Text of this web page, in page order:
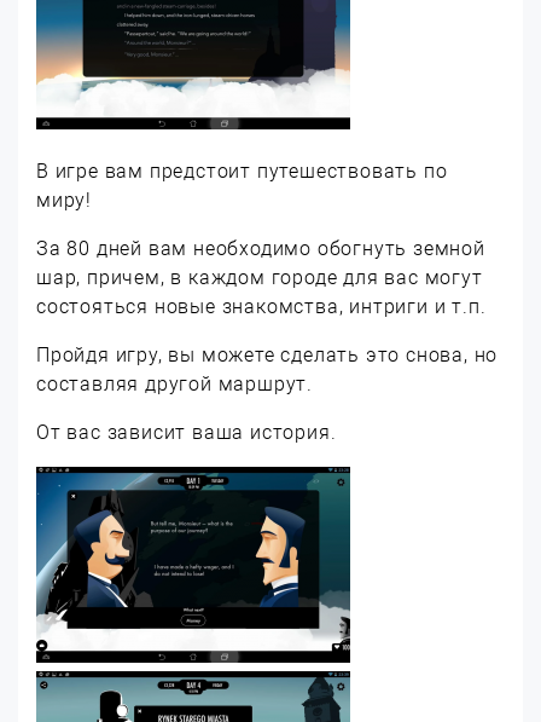
В игре вам предстоит путешествовать по
миру!
За 80 дней вам необходимо обогнуть земной
шар, причем, в каждом городе для вас могут
состояться новые знакомства, интриги и т.п.
Пройдя игру, вы можете сделать это снова, но
составляя другой маршрут.
От вас зависит ваша история.